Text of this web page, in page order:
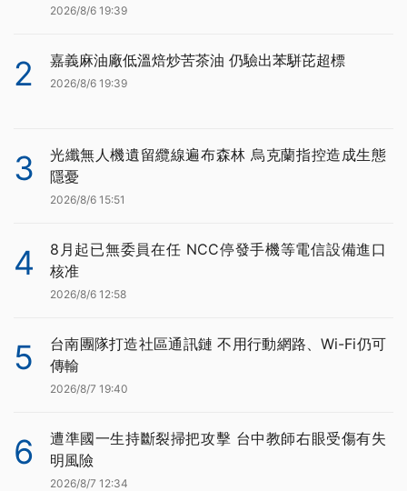
2026/8/6 19:39
2 嘉義麻油廠低溫焙炒苦茶油 仍驗出苯駢芘超標
2026/8/6 19:39
3
光纖無人機遺留纜線遍布森林 烏克蘭指控造成生態
隱憂
2026/8/6 15:51
4
8月起已無委員在任 NCC停發手機等電信設備進口
核准
2026/8/6 12:58
5
台南團隊打造社區通訊鏈 不用行動網路、Wi-Fi仍可
傳輸
2026/8/7 19:40
6
遭準國一生持斷裂掃把攻擊 台中教師右眼受傷有失
明風險
2026/8/7 12:34